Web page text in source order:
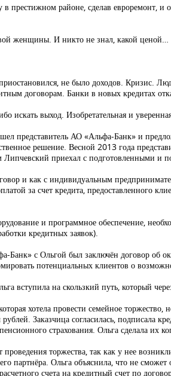
в престижном районе, сделав
женщины. И никто не знал, какой ценой…
не было доходов. Кризис.
договорам. Банки в новых кредитах
искать выход. Изобретательная и
представитель АО «Альфа-Банк» и
решение. Весной 2013 года
Липчевский приехал с подготовленными
и как с индивидуальным
за счет кредита, предоставленного
и программное обеспечение,
кредитных заявок).
Банк» с Ольгой был заключён договор об
потенциальных клиентов о
вступила на скользкий путь, который
хотела провести семейное
Заказчица согласилась, подписала
пенсионного страхования. Ольга сделала
торжества, так как у нее
партнёра. Ольга объяснила, что не
счета на кредитный счет по